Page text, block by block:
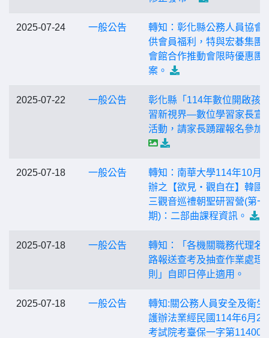
2025-07-24 一般公告
轉知：彰化縣公務人員協會
供會員福利，特與宏碁集團
會館合作推動會限時優惠團
案。
2025-07-22 一般公告
彰化縣「114年數位開啟孩
習新視界—數位學習家長宣
活動，請家長踴躍報名參加
2025-07-18 一般公告
轉知：南華大學114年10月
辦之【欲見‧觀自在】韓國
三觀音巡禮朝聖研習營(第一
期)：二部曲課程資訊。
2025-07-18 一般公告
轉知：「各機關職務代理名
路報送查考及抽查作業處理
則」自即日停止適用。
2025-07-18 一般公告
轉知:關公務人員安全及衛生
護辦法業經民國114年6月29
考試院考臺保一字第